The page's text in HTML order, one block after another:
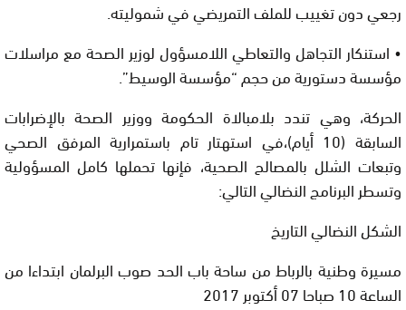
رجعي دون تغييب للملف التمريضي في شموليته.
• استنكار التجاهل والتعاطي اللامسؤول لوزير الصحة مع مراسلات
مؤسسة دستورية من حجم “مؤسسة الوسيط”.
الحركة، وهي تندد بلامبالاة الحكومة ووزير الصحة بالإضرابات
السابقة (10 أيام)،في استهتار تام باستمرارية المرفق الصحي
وتبعات الشلل بالمصالح الصحية، فإنها تحملها كامل المسؤولية
وتسطر البرنامج النضالي التالي:
الشكل النضالي التاريخ
مسيرة وطنية بالرباط من ساحة باب الحد صوب البرلمان ابتداءا من
الساعة 10 صباحا 07 أكتوبر 2017